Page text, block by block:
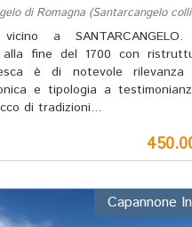
di Romagna (Santarcangelo
vicino a
fine del 1700 con
è di notevole rilevanza
e tipologia a
di tradizioni...
Capannone